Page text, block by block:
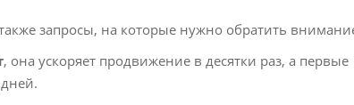
запросы, на которые нужно обратить
, она ускоряет продвижение в десятки раз, а первые